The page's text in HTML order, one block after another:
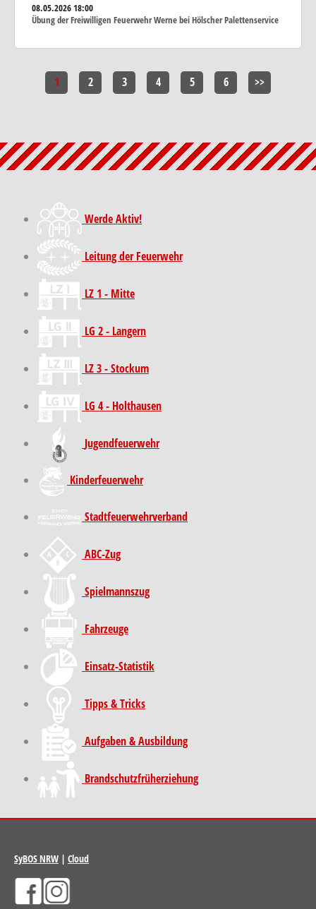
08.05.202618:00
Übung der Freiwilligen Feuerwehr Werne bei Hölscher Palettenservice
1 2 3 4 5 6 >>
Werde Aktiv!
Leitung der Feuerwehr
LZ 1 - Mitte
LG 2 - Langern
LZ 3 - Stockum
LG 4 - Holthausen
Jugendfeuerwehr
Kinder­feuer­wehr
Stadt­feuer­wehr­verband
ABC-Zug
Spielmannszug
Fahrzeuge
Einsatz-Statistik
Tipps & Tricks
Aufgaben & Ausbildung
Brand­schutz­früh­erziehung
SyBOS NRW | Cloud